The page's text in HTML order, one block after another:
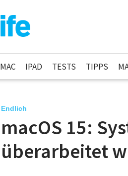
MAC IPAD TESTS TIPPS
Endlich
macOS 15:
überarbeitet